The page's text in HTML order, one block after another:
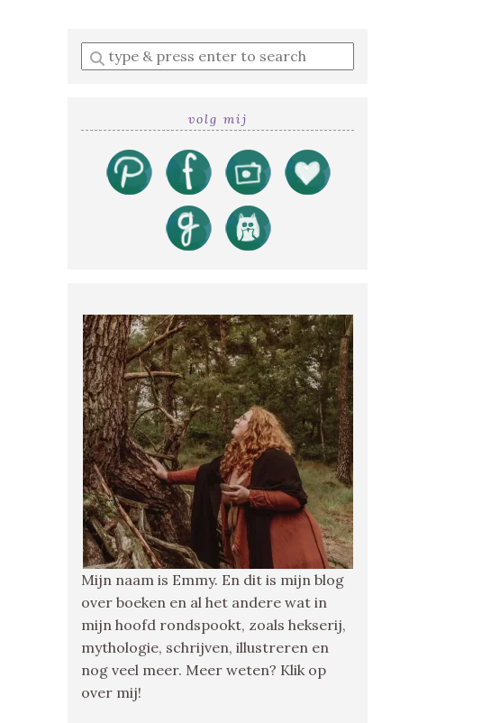
Enter
a
volg mij
Mijn naam is Emmy. En dit is mijn blog
over boeken en al het andere wat in
mijn hoofd rondspookt, zoals hekserij,
mythologie, schrijven, illustreren en
nog veel meer. Meer weten? Klik op
over mij!